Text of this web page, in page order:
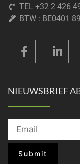
TEL +32 2 426
BTW : BE0401
NIEUWSBRIEF